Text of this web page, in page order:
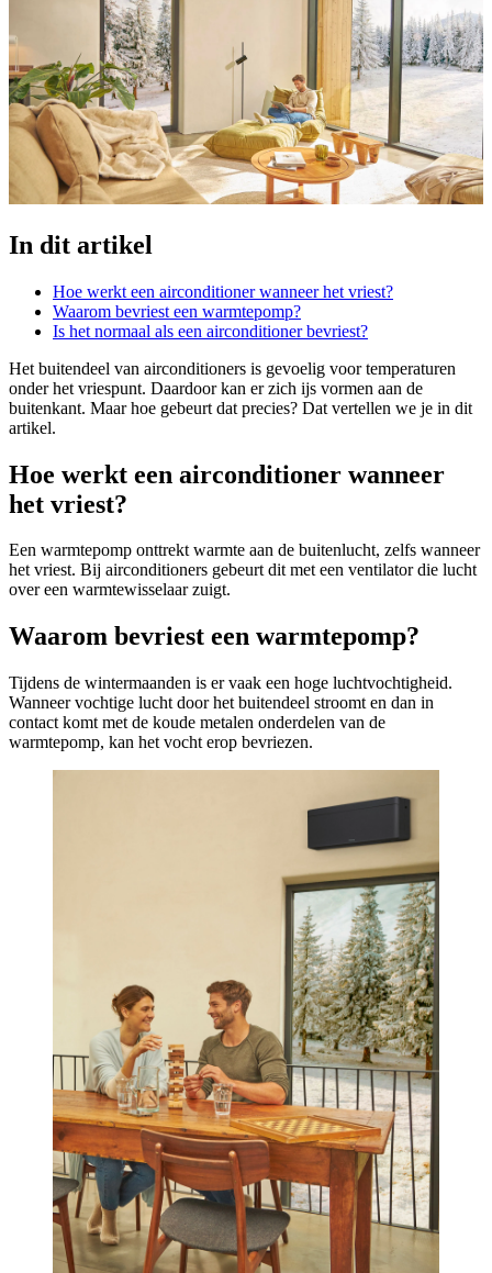
In dit artikel
Hoe werkt een airconditioner wanneer het vriest?
Waarom bevriest een warmtepomp?
Is het normaal als een airconditioner bevriest?
Het buitendeel van airconditioners is gevoelig voor temperaturen
onder het vriespunt. Daardoor kan er zich ijs vormen aan de
buitenkant. Maar hoe gebeurt dat precies? Dat vertellen we je in dit
artikel.
Hoe werkt een airconditioner wanneer
het vriest?
Een warmtepomp onttrekt warmte aan de buitenlucht, zelfs wanneer
het vriest. Bij airconditioners gebeurt dit met een ventilator die lucht
over een warmtewisselaar zuigt.
Waarom bevriest een warmtepomp?
Tijdens de wintermaanden is er vaak een hoge luchtvochtigheid.
Wanneer vochtige lucht door het buitendeel stroomt en dan in
contact komt met de koude metalen onderdelen van de
warmtepomp, kan het vocht erop bevriezen.